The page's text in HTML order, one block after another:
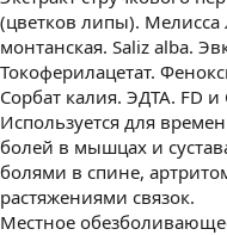
(цветков липы). Мелисса
монтанская. Saliz alba.
Токоферилацетат.
Сорбат калия. ЭДТА. FD и
Используется для
болей в мышцах и
болями в спине,
растяжениями связок.
Местное